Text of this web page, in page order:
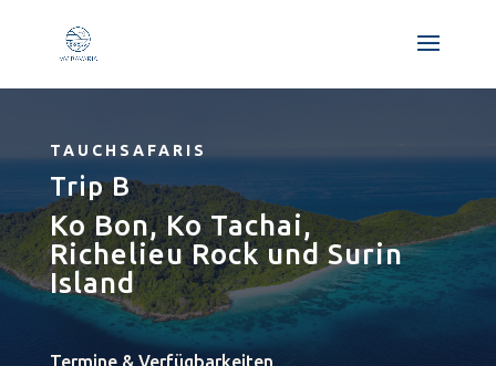
TAUCHSAFARIS
Trip B
Ko Bon, Ko Tachai,
Richelieu Rock und Surin
Island
Termine & Verfügbarkeiten